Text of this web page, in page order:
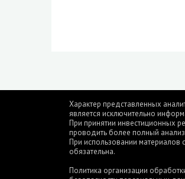
Характер представленных
является исключительно
При принятии инвестиционных
проводить более полный
При использовании материалов
обязательна.
Политика организации